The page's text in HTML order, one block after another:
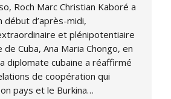
Roch Marc Christian Kaboré a
début d’après-midi,
et plénipotentiaire
Cuba, Ana Maria Chongo, en
diplomate cubaine a réaffirmé
de coopération qui
pays et le Burkina…